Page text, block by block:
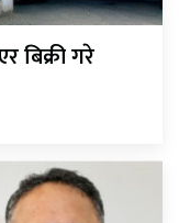
बिक्री गरे